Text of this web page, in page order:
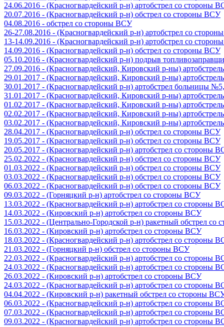
24.06.2016 - (Красногвардейский р-н) артобстрел со стороны
20.07.2016 - (Красногвардейский р-н) обстрел со стороны ВСУ
04.08.2016 - обстрел со стороны ВСУ
26-27.08.2016 - (Красногвардейский р-н) артобстрел со
13-14.09.2016 - (Красногвардейский р-н) артобстрел со
14.09.2016 - (Красногвардейский р-н) обстрел со стороны ВСУ
05.10.2016 - (Красногвардейский р-н) подрыв
27.09.2016 - (Красногвардейский, Кировский р-ны)
29.01.2017 - (Красногвардейский, Кировский р-ны)
30.01.2017 - (Красногвардейский р-н) артобстрел больницы
31.01.2017 - (Красногвардейский, Кировский р-ны)
01.02.2017 - (Красногвардейский, Кировский р-ны)
02.02.2017 - (Красногвардейский, Кировский р-ны)
03.02.2017 - (Красногвардейский, Кировский р-ны)
28.04.2017 - (Красногвардейский р-н) обстрел со стороны ВСУ
19.05.2017 - (Красногвардейский р-н) обстрел со стороны ВСУ
20.05.2017 - (Красногвардейский р-н) артобстрел со стороны
25.02.2022 - (Красногвардейский р-н) обстрел со стороны ВСУ
01.03.2022 - (Красногвардейский р-н) обстрел со стороны ВСУ
03.03.2022 - (Красногвардейский р-н) обстрел со стороны ВСУ
06.03.2022 - (Красногвардейский р-н) обстрел со стороны ВСУ
09.03.2022 - (Горняцкий р-н) артобстрел со стороны ВСУ
13.03.2022 - (Красногвардейский р-н) артобстрел со стороны
14.03.2022 - (Кировский р-н) артобстрел со стороны ВСУ
15.03.2022 - (Центрально-Городской р-н) ракетный обстрел со
16.03.2022 - (Кировский р-н) артобстрел со стороны ВСУ
18.03.2022 - (Красногвардейский р-н) артобстрел со стороны
21.03.2022 - (Горняцкий р-н) обстрел со стороны ВСУ
22.03.2022 - (Красногвардейский р-н) артобстрел со стороны
24.03.2022 - (Красногвардейский р-н) артобстрел со стороны
26.03.2022 - (Кировский р-н) артобстрел со стороны ВСУ
24.03.2022 - (Красногвардейский р-н) артобстрел со стороны
04.04.2022 - (Кировский р-н) ракетный обстрел со стороны
06.03.2022 - (Красногвардейский р-н) артобстрел со стороны
07.03.2022 - (Красногвардейский р-н) артобстрел со стороны
09.03.2022 - (Красногвардейский р-н) артобстрел со стороны